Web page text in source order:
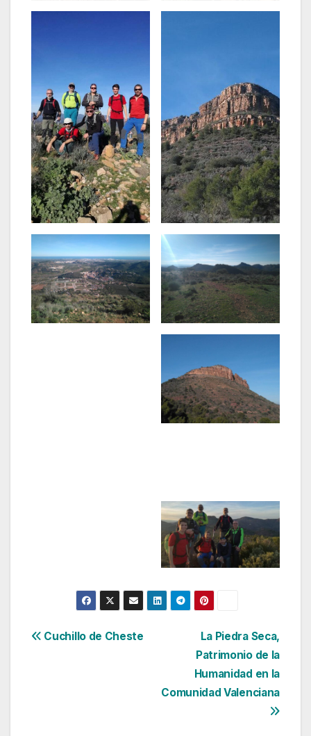
Navegación
La Piedra Seca,
Patrimonio de la
Humanidad en la
Comunidad Valenciana
Cuchillo de Cheste